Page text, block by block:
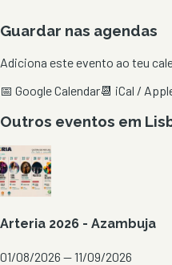
Guardar nas agendas
Adiciona este evento ao teu
📅 Google Calendar📆 iCal /
Outros eventos em
Arteria 2026 - Azambuja
01/08/2026 — 11/09/2026